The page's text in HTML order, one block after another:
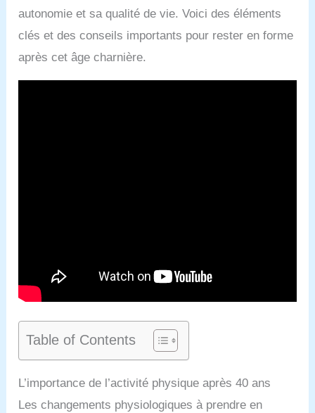
autonomie et sa qualité de vie. Voici des éléments
clés et des conseils importants pour rester en forme
après cet âge charnière.
Table of Contents
L’importance de l’activité physique après 40 ans
Les changements physiologiques à prendre en